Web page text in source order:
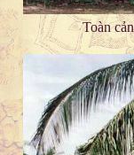
Toàn